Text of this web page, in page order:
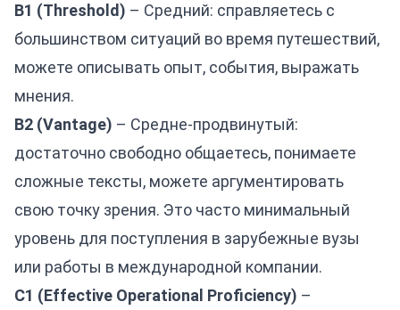
B1 (Threshold) – Средний: справляетесь с
большинством ситуаций во время путешествий,
можете описывать опыт, события, выражать
мнения.
B2 (Vantage) – Средне-продвинутый:
достаточно свободно общаетесь, понимаете
сложные тексты, можете аргументировать
свою точку зрения. Это часто минимальный
уровень для поступления в зарубежные вузы
или работы в международной компании.
C1 (Effective Operational Proficiency) –